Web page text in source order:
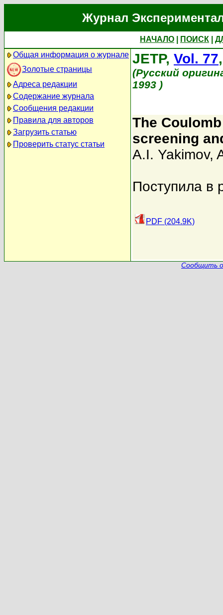
Журнал
НАЧАЛО ПОИСК
Общая информация о журнале
Золотые страницы
Адреса редакции
Содержание журнала
Сообщения редакции
Правила для авторов
Загрузить статью
Проверить статус статьи
JETP, Vol. 77
(Русский
1993 )
The
screening
A.I. Yakimov,
Поступила в
PDF (204.9K)
Сообщить о